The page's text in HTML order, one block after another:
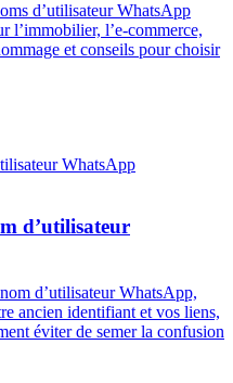
d’utilisateur WhatsApp
l’immobilier, l’e-commerce,
et conseils pour choisir
d’utilisateur
d’utilisateur WhatsApp,
ancien identifiant et vos liens,
éviter de semer la confusion